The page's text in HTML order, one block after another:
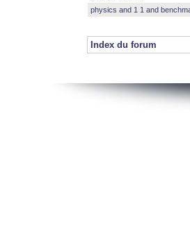
physics and 1 1 and
Index du forum